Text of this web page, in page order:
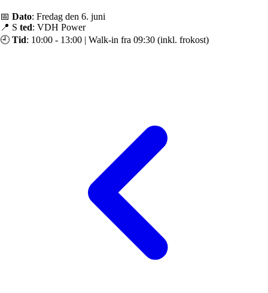
📅 Dato: Fredag den 6. juni
📍 S ted: VDH Power
🕘 Tid: 10:00 - 13:00 | Walk-in fra 09:30 (inkl. frokost)